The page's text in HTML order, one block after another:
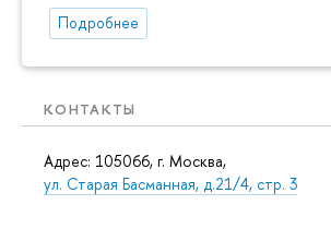
Подробнее
КОНТАКТЫ
Адрес: 105066, г. Москва,
ул. Старая Басманная, д.21/4, стр. 3